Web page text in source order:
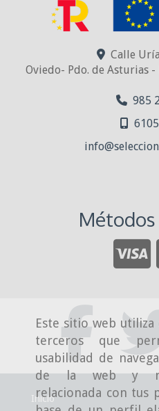
Este sitio web
terceros que
usabilidad de
de la web y
relacionada con tus
Calle
Oviedo- Pdo. de Asturias -
985
info
Inicio